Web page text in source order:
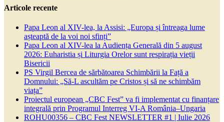
Articole recente
Papa Leon al XIV-lea, la Assisi: „Europa și întreaga lume
așteaptă de la voi noi sfinți”
Papa Leon al XIV-lea la Audiența Generală din 5 august
2026: Euharistia și Liturgia Orelor sunt respirația vieții
Bisericii
PS Virgil Bercea de sărbătoarea Schimbării la Față a
Domnului: „Să-L ascultăm pe Cristos și să ne schimbăm
viața”
Proiectul european „CBC Fest” va fi implementat cu finanțare
integrală prin Programul Interreg VI-A România–Ungaria
ROHU00356 – CBC Fest NEWSLETTER #1 | Iulie 2026